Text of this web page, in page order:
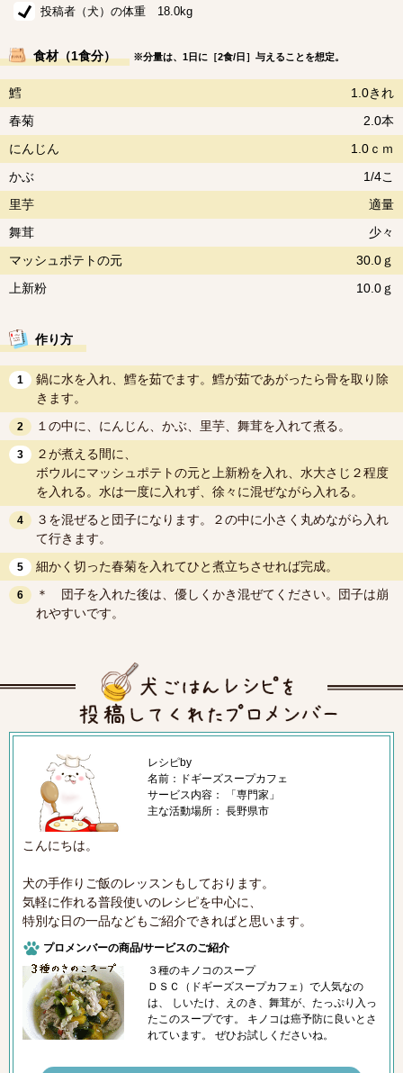
投稿者（犬）の体重 18.0kg
食材（1食分） ※分量は、1日に［2食/日］与えることを想定。
鱈
1.0きれ
春菊
2.0本
にんじん
1.0ｃｍ
かぶ
1/4こ
里芋
適量
舞茸
少々
マッシュポテトの元
30.0ｇ
上新粉
10.0ｇ
作り方
1
鍋に水を入れ、鱈を茹でます。鱈が茹であがったら骨を取り除
きます。
2 １の中に、にんじん、かぶ、里芋、舞茸を入れて煮る。
3
２が煮える間に、
ボウルにマッシュポテトの元と上新粉を入れ、水大さじ２程度
を入れる。水は一度に入れず、徐々に混ぜながら入れる。
4
３を混ぜると団子になります。２の中に小さく丸めながら入れ
て行きます。
5 細かく切った春菊を入れてひと煮立ちさせれば完成。
6
＊ 団子を入れた後は、優しくかき混ぜてください。団子は崩
れやすいです。
レシピby
名前：ドギーズスープカフェ
サービス内容： 「専門家」
主な活動場所： 長野県市
こんにちは。
犬の手作りご飯のレッスンもしております。
気軽に作れる普段使いのレシピを中心に、
特別な日の一品などもご紹介できればと思います。
プロメンバーの商品/サービスのご紹介
３種のキノコのスープ
ＤＳＣ（ドギーズスープカフェ）で人気なの
は、 しいたけ、えのき、舞茸が、たっぷり入っ
たこのスープです。 キノコは癌予防に良いとさ
れています。 ぜひお試しくださいね。